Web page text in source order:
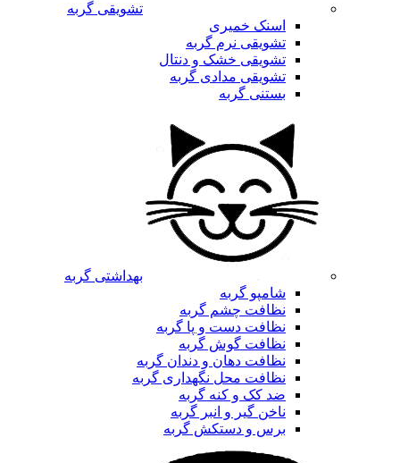
تشویقی گربه
اسنک خمیری
تشویقی نرم گربه
تشویقی خشک و دنتال
تشویقی مدادی گربه
بستنی گربه
بهداشتی گربه
شامپو گربه
نظافت چشم گربه
نظافت دست و پا گربه
نظافت گوش گربه
نظافت دهان و دندان گربه
نظافت محل نگهداری گربه
ضد کک و کنه گربه
ناخن گیر و انبر گربه
برس و دستکش گربه